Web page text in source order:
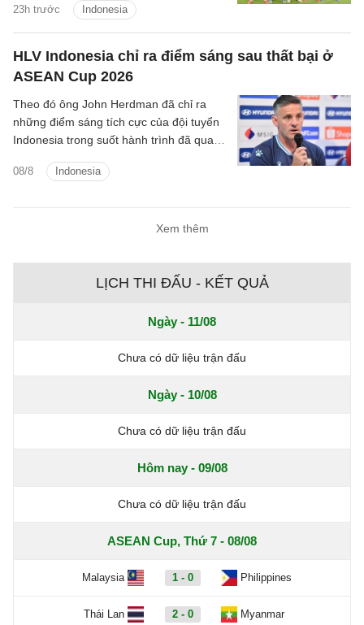
23h trước Indonesia
địch.
HLV Indonesia chỉ ra điểm sáng sau thất bại ở
ASEAN Cup 2026
08/8 Indonesia
Theo đó ông John Herdman đã chỉ ra
những điểm sáng tích cực của đội tuyển
Indonesia trong suốt hành trình đã qua
Xem thêm
LỊCH THI ĐẤU - KẾT QUẢ
Ngày - 11/08
Chưa có dữ liệu trận đấu
Ngày - 10/08
Chưa có dữ liệu trận đấu
Hôm nay - 09/08
Chưa có dữ liệu trận đấu
ASEAN Cup, Thứ 7 - 08/08
Malaysia 1 - 0 Philippines
Thái Lan 2 - 0 Myanmar